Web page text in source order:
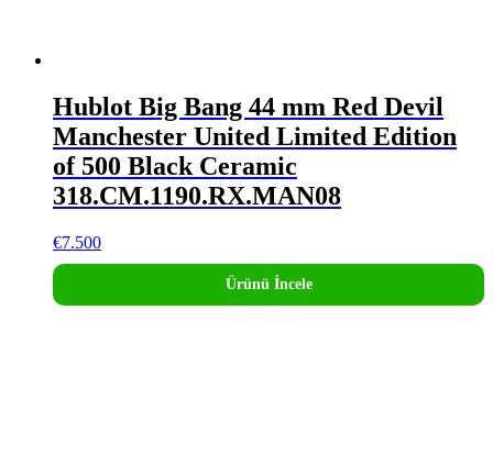
Hublot Big Bang 44 mm Red Devil
Manchester United Limited Edition
of 500 Black Ceramic
318.CM.1190.RX.MAN08
€7.500
Ürünü İncele